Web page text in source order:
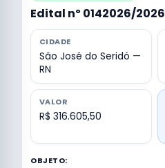
Edital nº 0142026/2026
CIDADE
São José do Seridó —
RN
VALOR
R$ 316.605,50
OBJETO: